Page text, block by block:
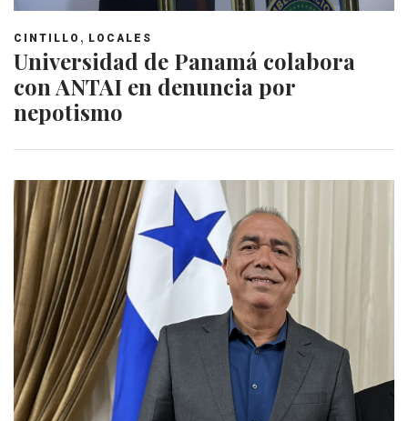
CINTILLO , LOCALES
Universidad de Panamá colabora
con ANTAI en denuncia por
nepotismo